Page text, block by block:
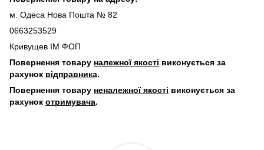
м. Одеса Нова Пошта № 82
0663253529
Кривущев ІМ ФОП
Повернення товару належної якості виконується за
рахунок відправника.
Повернення товару неналежної якості виконується за
рахунок отримувача.